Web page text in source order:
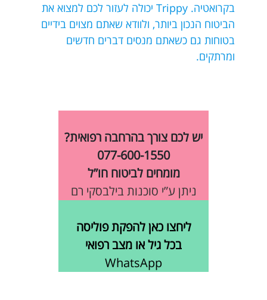
בקרואטיה. Trippy יכולה לעזור לכם למצוא את
הביטוח הנכון ביותר, ולוודא שאתם מצוים בידיים
בטוחות גם כשאתם מנסים דברים חדשים
ומרתקים.
יש לכם צורך בהרחבה רפואית?
077-600-1550
מומחים לביטוח חו”ל
ניתן ע”י סוכנות בילבסקי רם
ליחצו כאן להפקת פוליסה
בכל גיל או מצב רפואי
WhatsApp